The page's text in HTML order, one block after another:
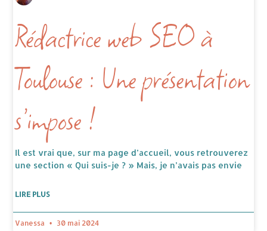
Rédactrice web SEO à
Toulouse : Une présentation
s’impose !
Il est vrai que, sur ma page d’accueil, vous retrouverez
une section « Qui suis-je ? » Mais, je n’avais pas envie
LIRE PLUS
Vanessa 30 mai 2024